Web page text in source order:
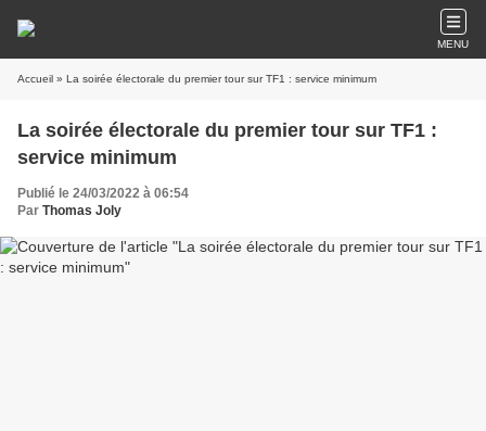
MENU
Accueil » La soirée électorale du premier tour sur TF1 : service minimum
La soirée électorale du premier tour sur TF1 :
service minimum
Publié le 24/03/2022 à 06:54
Par Thomas Joly